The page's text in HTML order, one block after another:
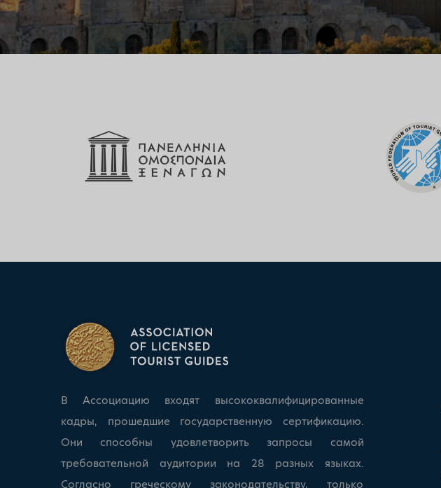
В Ассоциацию входят высококвалифицированные
кадры, прошедшие государственную сертификацию.
Они способны удовлетворить запросы самой
требовательной аудитории на 28 разных языках.
Согласно греческому законодательству, только